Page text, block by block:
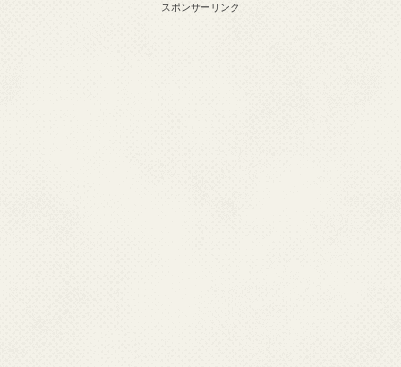
スポンサーリンク